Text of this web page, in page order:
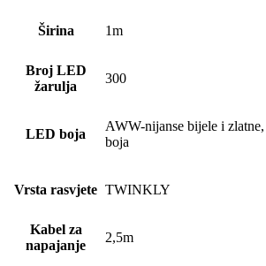
Širina 1m
Broj LED
žarulja
300
LED boja
AWW-nijanse bijele i
boja
Vrsta rasvjete TWINKLY
Kabel za
napajanje
2,5m